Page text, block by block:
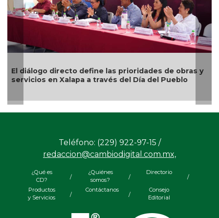
de obras y
del Pueblo
Todo listo en Coatzacoalcos para
Festival del Mar 2026
Teléfono: (229) 922-97-15 /
redaccion@cambiodigital.com.mx,
¿Qué es
CD?
/
¿Quiénes
somos?
/
Directorio
/
Productos
y Servicios
/
Contáctanos
/
Consejo
Editorial